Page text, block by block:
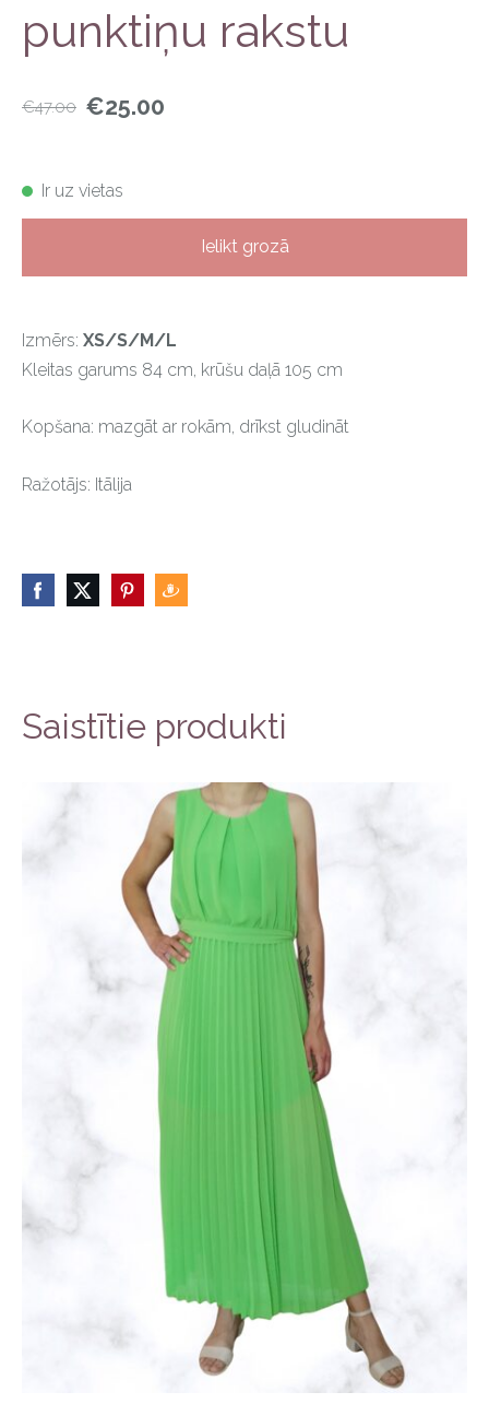
punktiņu rakstu
€47.00 €25.00
Ir uz vietas
Ielikt grozā
Izmērs: XS/S/M/L
Kleitas garums 84 cm, krūšu daļā 105 cm
Kopšana: mazgāt ar rokām, drīkst gludināt
Ražotājs: Itālija
Saistītie produkti